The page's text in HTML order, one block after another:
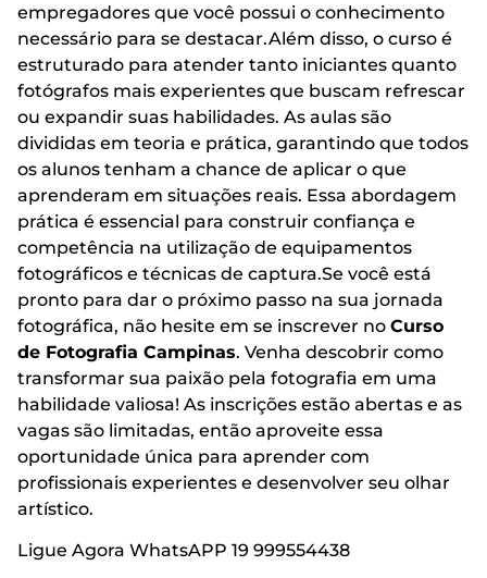
empregadores que você possui o conhecimento
necessário para se destacar.Além disso, o curso é
estruturado para atender tanto iniciantes quanto
fotógrafos mais experientes que buscam refrescar
ou expandir suas habilidades. As aulas são
divididas em teoria e prática, garantindo que todos
os alunos tenham a chance de aplicar o que
aprenderam em situações reais. Essa abordagem
prática é essencial para construir confiança e
competência na utilização de equipamentos
fotográficos e técnicas de captura.Se você está
pronto para dar o próximo passo na sua jornada
fotográfica, não hesite em se inscrever no Curso
de Fotografia Campinas. Venha descobrir como
transformar sua paixão pela fotografia em uma
habilidade valiosa! As inscrições estão abertas e as
vagas são limitadas, então aproveite essa
oportunidade única para aprender com
profissionais experientes e desenvolver seu olhar
artístico.
Ligue Agora WhatsAPP 19 999554438